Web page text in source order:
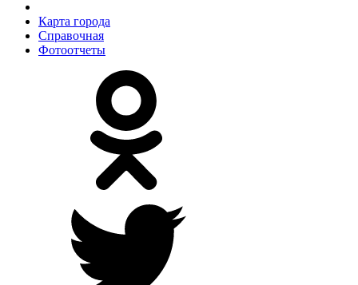
Карта города
Справочная
Фотоотчеты